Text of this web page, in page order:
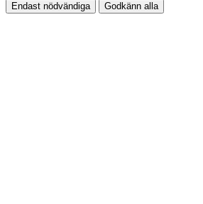
Endast nödvändiga Godkänn alla